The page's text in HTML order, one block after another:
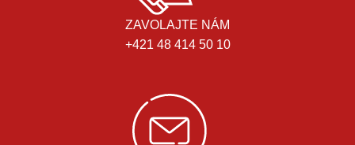
ZAVOLAJTE NÁM
+421 48 414 50 10